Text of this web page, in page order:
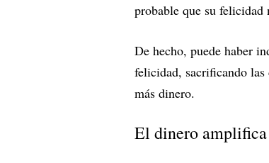
probable que su felicidad
De hecho, puede haber
felicidad, sacrificando
más dinero.
El dinero